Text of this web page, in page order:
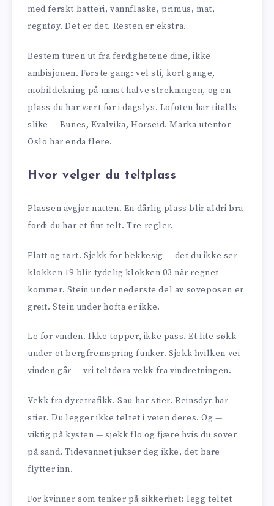
med ferskt batteri, vannflaske, primus, mat,
regntøy. Det er det. Resten er ekstra.
Bestem turen ut fra ferdighetene dine, ikke
ambisjonen. Første gang: vel sti, kort gange,
mobildekning på minst halve strekningen, og en
plass du har vært før i dagslys. Lofoten har titalls
slike — Bunes, Kvalvika, Horseid. Marka utenfor
Oslo har enda flere.
Hvor velger du teltplass
Plassen avgjør natten. En dårlig plass blir aldri bra
fordi du har et fint telt. Tre regler.
Flatt og tørt. Sjekk for bekkesig — det du ikke ser
klokken 19 blir tydelig klokken 03 når regnet
kommer. Stein under nederste del av soveposen er
greit. Stein under hofta er ikke.
Le for vinden. Ikke topper, ikke pass. Et lite søkk
under et bergfremspring funker. Sjekk hvilken vei
vinden går — vri teltdøra vekk fra vindretningen.
Vekk fra dyretrafikk. Sau har stier. Reinsdyr har
stier. Du legger ikke teltet i veien deres. Og —
viktig på kysten — sjekk flo og fjære hvis du sover
på sand. Tidevannet jukser deg ikke, det bare
flytter inn.
For kvinner som tenker på sikkerhet: legg teltet